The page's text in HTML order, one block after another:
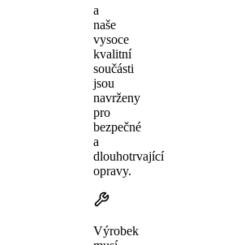
a
naše
vysoce
kvalitní
součásti
jsou
navrženy
pro
bezpečné
a
dlouhotrvající
opravy.
Výrobek